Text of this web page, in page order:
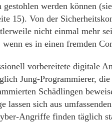
werden können
15). Von der
nicht einmal mehr
es in einen fremden
vorbereitete digitale
Jung-Programmierer,
Schädlingen
lassen sich aus
Angriffe finden täglich